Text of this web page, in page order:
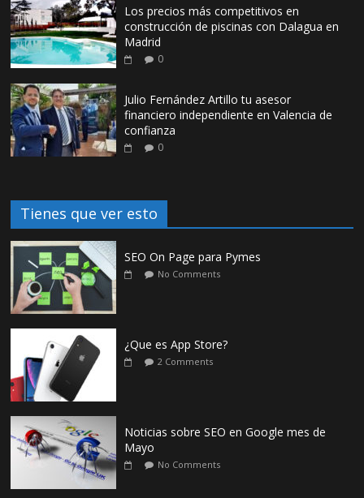
Los precios más competitivos en
construcción de piscinas con Dalagua en
Madrid
0
Julio Fernández Artillo tu asesor
financiero independiente en Valencia de
confianza
0
Tienes que ver esto
SEO On Page para Pymes
No Comments
¿Que es App Store?
2 Comments
Noticias sobre SEO en Google mes de
Mayo
No Comments